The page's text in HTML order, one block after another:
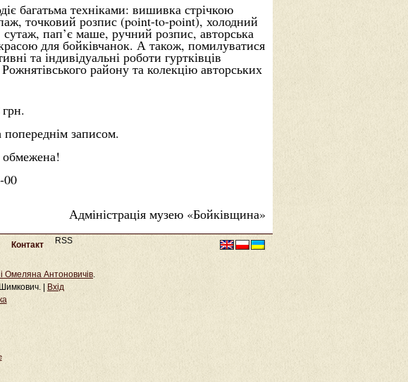
багатьма техніками: вишивка стрічкою
точковий розпис (point-to-point), холодний
сутаж, пап’є маше, ручний розпис, авторська
для бойківчанок. А також, помилуватися
та індивідуальні роботи гуртківців
району та колекцію авторських
записом.
обмежена!
00
Адміністрація музею «Бойківщина»
Контакт RSS
Омеляна Антоновичів.
| Вхід